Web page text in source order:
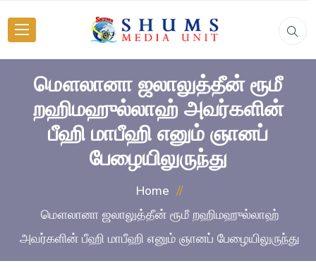
மௌலானா ஜலாலுத்தீன் ரூமீ
றஹிமஹுல்லாஹ் அவர்களின்
பீஹி மாபீஹி எனும் ஞானப்
பேழையிலுருந்து
Home
மௌலானா ஜலாலுத்தீன் ரூமீ றஹிமஹுல்லாஹ்
அவர்களின் பீஹி மாபீஹி எனும் ஞானப் பேழையிலுருந்து